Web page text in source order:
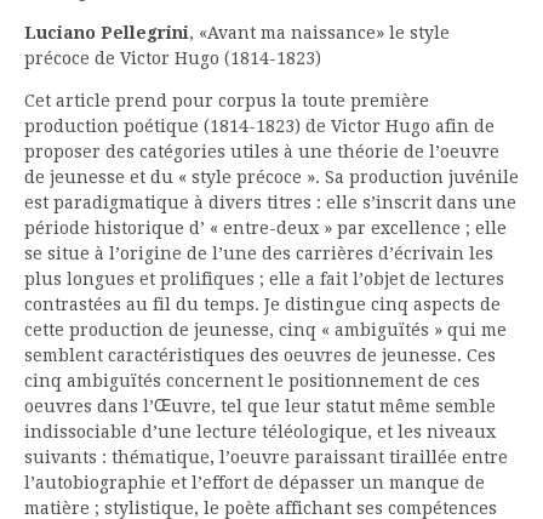
Luciano Pellegrini, «Avant ma naissance» le style
précoce de Victor Hugo (1814-1823)
Cet article prend pour corpus la toute première
production poétique (1814-1823) de Victor Hugo afin de
proposer des catégories utiles à une théorie de l’oeuvre
de jeunesse et du « style précoce ». Sa production juvénile
est paradigmatique à divers titres : elle s’inscrit dans une
période historique d’ « entre-deux » par excellence ; elle
se situe à l’origine de l’une des carrières d’écrivain les
plus longues et prolifiques ; elle a fait l’objet de lectures
contrastées au fil du temps. Je distingue cinq aspects de
cette production de jeunesse, cinq « ambiguïtés » qui me
semblent caractéristiques des oeuvres de jeunesse. Ces
cinq ambiguïtés concernent le positionnement de ces
oeuvres dans l’Œuvre, tel que leur statut même semble
indissociable d’une lecture téléologique, et les niveaux
suivants : thématique, l’oeuvre paraissant tiraillée entre
l’autobiographie et l’effort de dépasser un manque de
matière ; stylistique, le poète affichant ses compétences